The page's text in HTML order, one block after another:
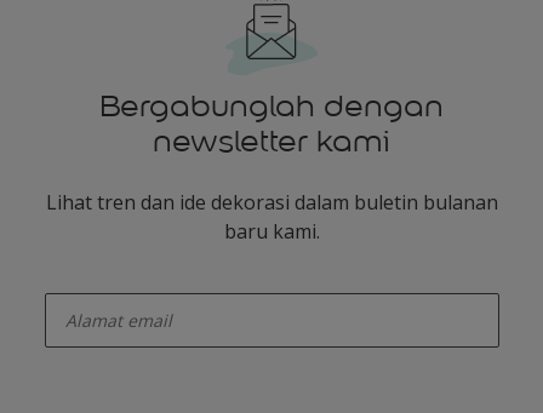
Bergabunglah dengan
newsletter kami
Lihat tren dan ide dekorasi dalam buletin bulanan
baru kami.